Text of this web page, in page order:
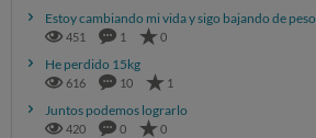
Estoy cambiando mi vida y sigo bajando de peso
451 1 0
He perdido 15kg
616 10 1
Juntos podemos lograrlo
420 0 0